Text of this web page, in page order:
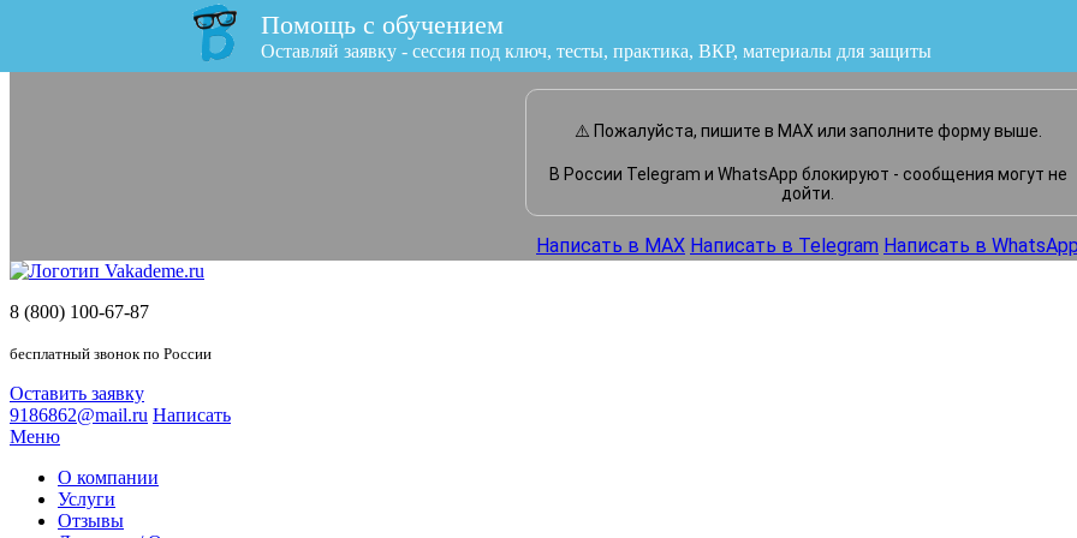
Помощь с обучением
Оставляй заявку - сессия под ключ, тесты, практика, ВКР
или напишите нам прямо сейчас
⚠️ Пожалуйста, пишите в MAX или заполните форму выше.
В России Telegram и WhatsApp блокируют - сообщения могут не
дойти.
Написать в MAX Написать в Telegram Написать в
8 (800) 100-67-87
бесплатный звонок по России
Оставить заявку
9186862@mail.ru Написать
Меню
О компании
Услуги
Отзывы